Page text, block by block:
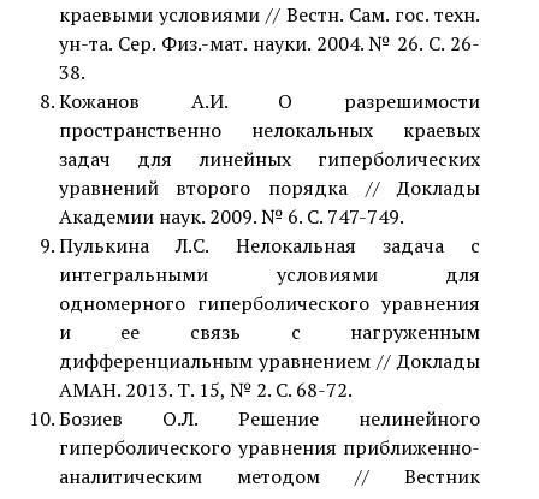
краевыми условиями // Вестн. Сам. гос. техн.
ун-та. Сер. Физ.-мат. науки. 2004. № 26. С. 26-
38.
Кожанов А.И. О разрешимости
пространственно нелокальных краевых
задач для линейных гиперболических
уравнений второго порядка // Доклады
Академии наук. 2009. № 6. С. 747-749.
Пулькина Л.С. Нелокальная задача с
интегральными условиями для
одномерного гиперболического уравнения
и ее связь с нагруженным
дифференциальным уравнением // Доклады
АМАН. 2013. Т. 15, № 2. С. 68-72.
Бозиев О.Л. Решение нелинейного
гиперболического уравнения приближенно-
аналитическим методом // Вестник